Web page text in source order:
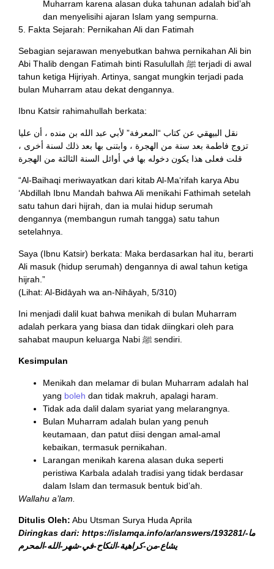
Muharram karena alasan duka tahunan adalah bid’ah
dan menyelisihi ajaran Islam yang sempurna.
5. Fakta Sejarah: Pernikahan Ali dan Fatimah
Sebagian sejarawan menyebutkan bahwa pernikahan Ali bin
Abi Thalib dengan Fatimah binti Rasulullah ﷺ terjadi di awal
tahun ketiga Hijriyah. Artinya, sangat mungkin terjadi pada
bulan Muharram atau dekat dengannya.
Ibnu Katsir rahimahullah berkata:
نقل البيهقي عن كتاب “المعرفة” لأبي عبد الله بن منده ، أن عليا
تزوج فاطمة بعد سنة من الهجرة ، وابتنى بها بعد ذلك لسنة أخرى ،
قلت فعلى هذا يكون دخوله بها في أوائل السنة الثالثة من الهجرة
“Al-Baihaqi meriwayatkan dari kitab Al-Ma‘rifah karya Abu
‘Abdillah Ibnu Mandah bahwa Ali menikahi Fathimah setelah
satu tahun dari hijrah, dan ia mulai hidup serumah
dengannya (membangun rumah tangga) satu tahun
setelahnya.
Saya (Ibnu Katsir) berkata: Maka berdasarkan hal itu, berarti
Ali masuk (hidup serumah) dengannya di awal tahun ketiga
hijrah.”
(Lihat: Al-Bidāyah wa an-Nihāyah, 5/310)
Ini menjadi dalil kuat bahwa menikah di bulan Muharram
adalah perkara yang biasa dan tidak diingkari oleh para
sahabat maupun keluarga Nabi ﷺ sendiri.
Kesimpulan
Menikah dan melamar di bulan Muharram adalah hal
yang boleh dan tidak makruh, apalagi haram.
Tidak ada dalil dalam syariat yang melarangnya.
Bulan Muharram adalah bulan yang penuh
keutamaan, dan patut diisi dengan amal-amal
kebaikan, termasuk pernikahan.
Larangan menikah karena alasan duka seperti
peristiwa Karbala adalah tradisi yang tidak berdasar
dalam Islam dan termasuk bentuk bid’ah.
Wallahu a’lam.
Ditulis Oleh: Abu Utsman Surya Huda Aprila
Diringkas dari: https://islamqa.info/ar/answers/193281/ما-
يشاع-من-كراهية-النكاح-في-شهر-الله-المحرم